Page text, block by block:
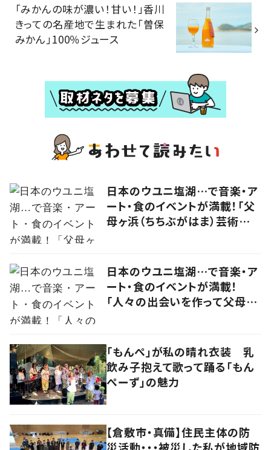
「みかんの味が濃い！甘い！」香川
きっての名産地で生まれた「曽保
みかん」100％ジュース
日本のウユニ塩湖…で音楽・ア
ート・食のイベントが満載！「父
母ヶ浜（ちちぶがはま）芸術祭
日本のウユニ塩湖…で音楽・ア
ート・食のイベントが満載！
「人々の出会いを作って父母ヶ
「もんぺ」が私の晴れ衣装 乳
飲み子抱えて歌って踊る「もん
ぺーず」の魅力
【倉敷市・真備】住民主体の防
災活動・・・被災した私が地域防